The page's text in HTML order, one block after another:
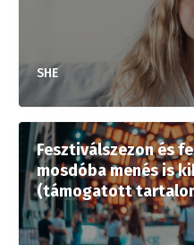
SHE
Fesztiválszezon és
mosdóba menés is
(támogatott